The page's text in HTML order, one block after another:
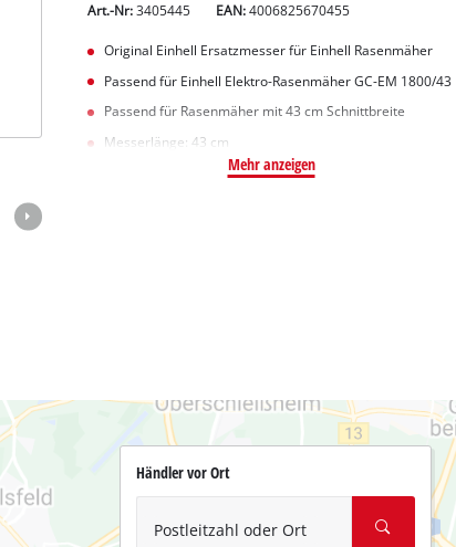
Art.-Nr:3405445 EAN:4006825670455
Original Einhell Ersatzmesser für Einhell Rasenmäher
Passend für Einhell Elektro-Rasenmäher GC-EM 1800/43
Passend für Rasenmäher mit 43 cm Schnittbreite
Messerlänge: 43 cm
Mehr anzeigen
Händler vor Ort
Postleitzahl oder Ort